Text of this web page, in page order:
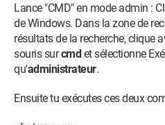
Lance "CMD" en mode admin :
de Windows. Dans la zone de
résultats de la recherche, clique
souris surcmdet sélectionne
qu'administrateur.
Ensuite tu exécutes ces deux